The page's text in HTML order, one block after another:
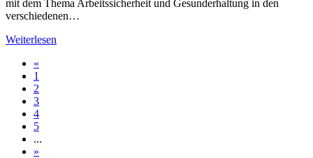
mit dem Thema Arbeitssicherheit und Gesunderhaltung in den
verschiedenen…
Weiterlesen
«
1
2
3
4
5
...
»